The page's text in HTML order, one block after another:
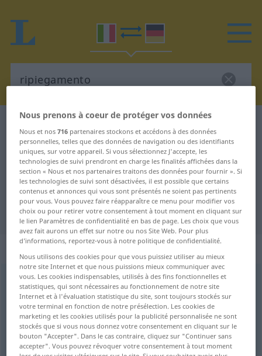
Dictionnaire Italien-Allemand
Traduction Italien-Allemand de
"ripiegamento"
"ripiegamento" - traduction
Allemand
„ripiegamento“: maschile
ripiegamento [ripjegaˈmento]m
Vue d'ensemble de toutes les traductions
(Pour plus d'informations, cliquez sur/touchez la traduction)
Rückzug Rückzieher
Nous prenons à coeur de protéger vos données
Nous et nos716 partenaires stockons et accédons à des données
personnelles, telles que des données de navigation ou des identifiants
uniques, sur votre appareil. Si vous sélectionnez J'accepte, les
technologies de suivi prendront en charge les finalités affichées dans la
section « Nous et nos partenaires traitons des données pour fournir ». Si
les technologies de suivi sont désactivées, il est possible que certains
contenus et annonces qui vous sont présentés ne soient pas pertinents
pour vous. Vous pouvez faire réapparaître ce menu pour modifier vos
choix ou pour retirer votre consentement à tout moment en cliquant sur
le lien Paramètres de confidentialité en bas de page. Les choix que vous
avez fait aurons un effet sur notre ou nos Site Web. Pour plus
d’informations, reportez-vous à notre politique de confidentialité.
Nous utilisons des cookies pour que vous puissiez utiliser au mieux
notre site Internet et que nous puissions mieux communiquer avec
vous. Les cookies indispensables, utilisés à des fins fonctionnelles et
statistiques, qui sont nécessaires au fonctionnement de notre site
Internet et à l'évaluation statistique du site, sont toujours stockés sur
votre terminal en fonction de notre présélection. Les cookies de
marketing et les cookies utilisés pour la publicité personnalisée ne sont
stockés que si vous nous donnez votre consentement en cliquant sur le
bouton "Accepter". Dans le cas contraire, cliquez sur "Continuer sans
accepter". Vous pouvez révoquer votre consentement à tout moment